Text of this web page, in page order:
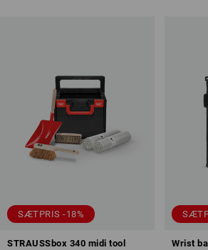
SÆTPRIS -18%
STRAUSSbox 340 midi tool
Wrist